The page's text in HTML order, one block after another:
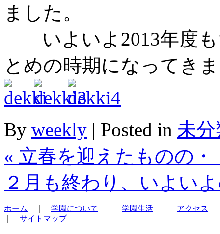
ました。
いよいよ2013年度も
とめの時期になってき
By weekly | Posted in 未
« 立春を迎えたものの・
２月も終わり、いよい
ホーム 学園について 学園生活 アクセス
サイトマップ